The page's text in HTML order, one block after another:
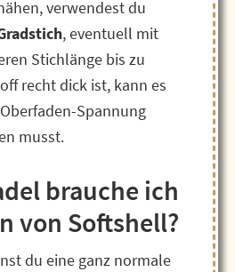
verwendest du
, eventuell mit
Stichlänge bis zu
recht dick ist, kann es
Spannung
musst.
brauche ich
von Softshell?
du eine ganz normale